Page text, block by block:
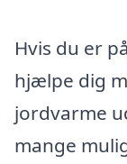
Hvis du er
hjælpe dig
jordvarme
mange